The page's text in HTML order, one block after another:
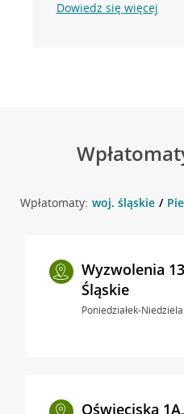
Dowiedz się więcej
Wpłatomaty: woj. śląskie
Wyzwolenia
Śląskie
Poniedziałek-
Oświęciska